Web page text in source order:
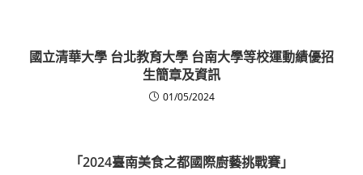
國立清華大學 台北教育大學 台南大學等校運動績優招
生簡章及資訊
01/05/2024
「2024臺南美食之都國際廚藝挑戰賽」